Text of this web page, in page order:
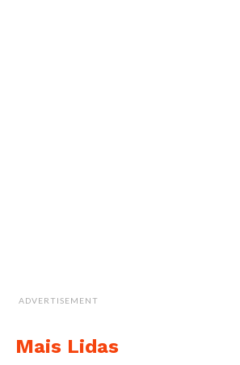
ADVERTISEMENT
Mais Lidas